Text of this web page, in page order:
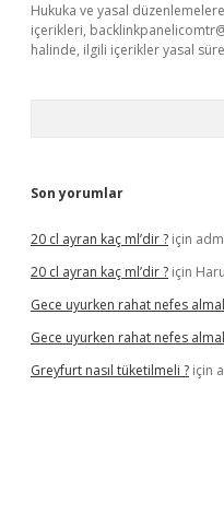
Hukuka ve yasal
içerikleri,
halinde, ilgili içerikler yasal
Son yorumlar
20 cl ayran kaç ml’dir ? için
20 cl ayran kaç ml’dir ? için
Gece uyurken rahat nefes
Gece uyurken rahat nefes
Greyfurt nasıl tüketilmeli ? için